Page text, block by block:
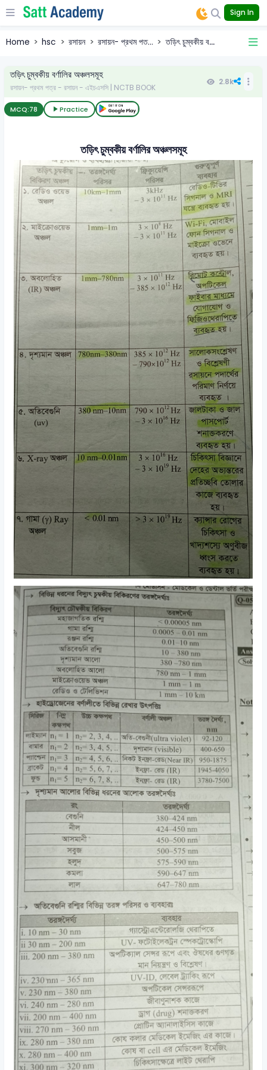
Sign In
Home hsc রসায়ন রসায়ন- প্রথম পত... তড়িৎ চুম্বকীয় ব...
তড়িৎ চুম্বকীয় বর্ণালির অঞ্চলসমূহ
রসায়ন- প্রথম পত্র - রসায়ন - এইচএসসি | NCTB BOOK
2.8k
MCQ:78 Practice
তড়িৎ চুম্বকীয় বর্ণালির অঞ্চলসমূহ